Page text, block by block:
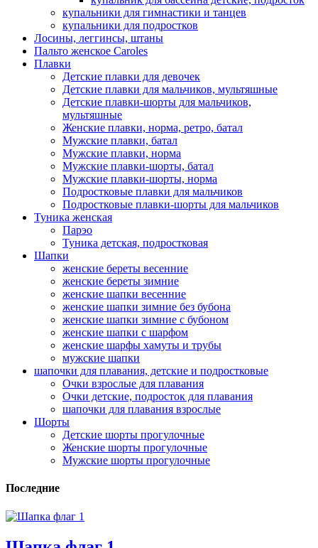
купальники для гимнастики и танцев
купальники для подростков
Лосины, леггинсы, штаны
Пальто женское Caroles
Плавки
Детские плавки для девочек
Детские плавки для мальчиков, мультяшные
Детские плавки-шорты для мальчиков,
мультяшные
Женские плавки, норма, ретро, батал
Мужские плавки, батал
Мужские плавки, норма
Мужские плавки-шорты, батал
Мужские плавки-шорты, норма
Подростковые плавки для мальчиков
Подростковые плавки-шорты для мальчиков
Туникa женская
Парэо
Туника детская, подростковая
Шапки
женские береты весенние
женские береты зимние
женские шапки весенние
женские шапки зимние без бубона
женские шапки зимние с бубоном
женские шапки с шарфом
женские шарфы хамуты и трубы
мужские шапки
шапочки для плавания, детские и подростковые
Очки взрослые для плавания
Очки детские, подросток для плавания
шапочки для плавания взрослые
Шорты
Детские шорты прогулочные
Женские шорты прогулочные
Мужские шорты прогулочные
Последние